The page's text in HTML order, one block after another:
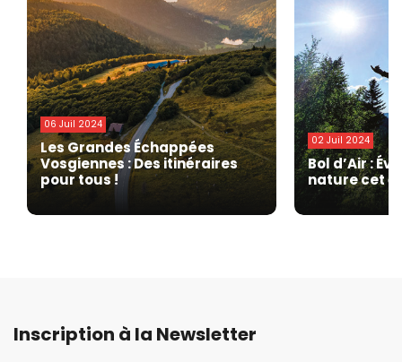
06 Juil 2024
Les Grandes Échappées
Vosgiennes : Des itinéraires
pour tous !
02 Juil 2024
Bol d’Air :
nature cet
Inscription à la Newsletter